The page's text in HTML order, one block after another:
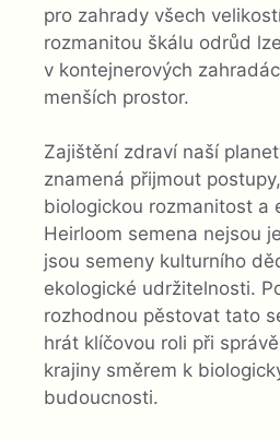
pro zahrady všech
rozmanitou škálu odrůd
v kontejnerových
menších prostor.
Zajištění zdraví naší
znamená přijmout
biologickou rozmanitost a
Heirloom semena nejsou
jsou semeny kulturního
ekologické udržitelnosti.
rozhodnou pěstovat tato
hrát klíčovou roli při
krajiny směrem k
budoucnosti.